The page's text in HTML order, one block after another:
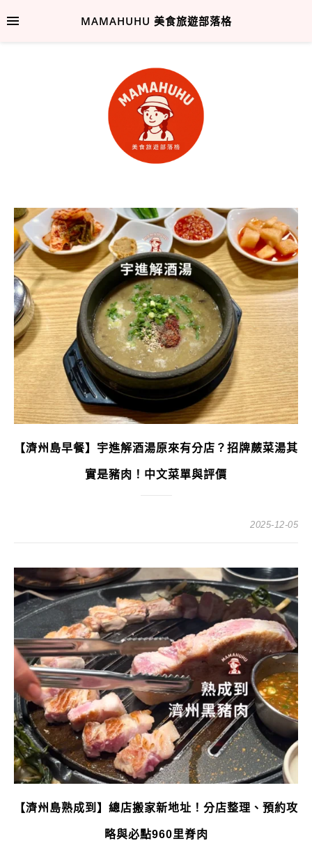
MAMAHUHU 美食旅遊部落格
【濟州島早餐】宇進解酒湯原來有分店？招牌蕨菜湯其
實是豬肉！中文菜單與評價
2025-12-05
【濟州島熟成到】總店搬家新地址！分店整理、預約攻
略與必點960里脊肉